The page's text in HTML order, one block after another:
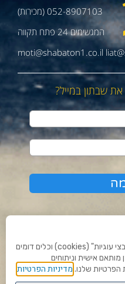
052-8907103 (מכירות)
moti@shabaton1.co.il
שבתון במייל?
פרטיות
לידיעתכם, באתר זה נעשה שימוש ב"קבצי עוגיות" (cookies) וכלים דומים
מותאם אישית וניתוחים
הפרטיות שלנו. מדיניות הפרטיות